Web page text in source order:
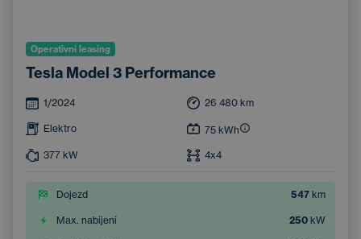
Operativní leasing
Tesla Model 3 Performance
1/2024 26 480 km
Elektro 75 kWh
377 kW 4x4
Dojezd 547 km
Max. nabíjení 250 kW